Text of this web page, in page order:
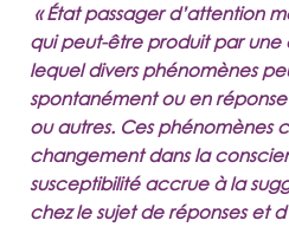
« État passager d’attention
qui peut-être produit par une
lequel divers phénomènes
spontanément ou en
ou autres. Ces phénomènes
changement dans la
susceptibilité accrue à la
chez le sujet de réponses et